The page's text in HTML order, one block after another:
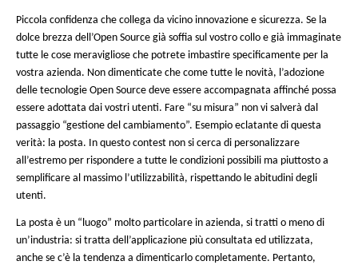
magazzino dalle porte aperte in cui siete invitati a “entrare
Tra i “questo funziona così?” e i “quanto costa?“, la
garanzie di sicurezza” interviene molto presto nelle
produttori e clienti.
Ciò che si osserva quindi al contatto con le aziende è che il
la sicurezza attraverso l’oscurità
” diventa sempre più
“Nascondere il proprio codice non impedisce aglihacker di
falle”, osserva Stéfane Fermigier del CNLL in un articolo per
World
I software proprietari non sono al riparo dai cyber-attacchi
software liberi. In realtà ne sono ancora più vulnerabili visto